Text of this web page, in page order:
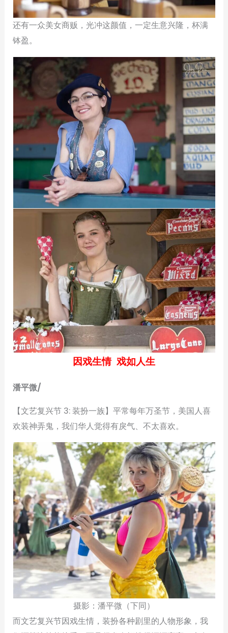
还有一众美女商贩，光冲这颜值，一定生意兴隆，杯满
钵盈。
因戏生情 戏如人生
潘平微/
【文艺复兴节 3: 装扮一族】平常每年万圣节，美国人喜
欢装神弄鬼，我们华人觉得有戾气、不太喜欢。
摄影：潘平微（下同）
而文艺复兴节因戏生情，装扮各种剧里的人物形象，我